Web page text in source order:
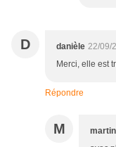
D danièle 22/09/
Merci, elle est
Répondre
M